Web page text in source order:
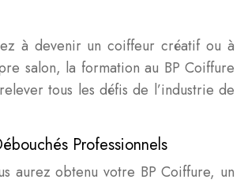
à devenir un coiffeur créatif ou à
salon, la formation au BP Coiffure
tous les défis de l’industrie de
Professionnels
aurez obtenu votre BP Coiffure, un